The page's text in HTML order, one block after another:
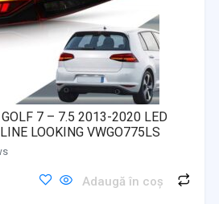
7 – 7.5 2013-2020 LED
LOOKING VWGO775LS
Adaugă în coș